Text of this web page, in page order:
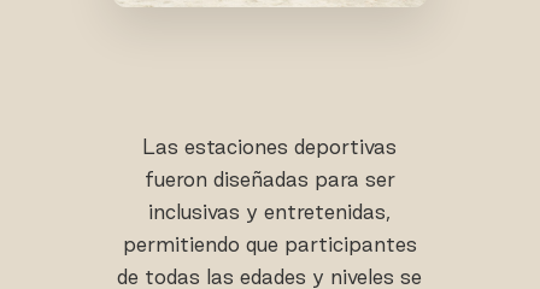
Las estaciones deportivas
fueron diseñadas para ser
inclusivas y entretenidas,
permitiendo que participantes
de todas las edades y niveles se